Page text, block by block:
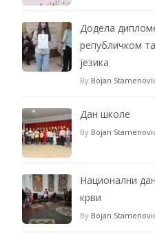
Додела
републичком
језика
By Bojan
Дан школе
By Bojan
Национални
крви
By Bojan